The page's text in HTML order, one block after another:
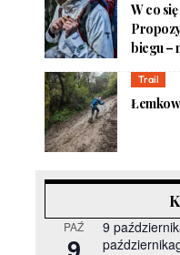
W co
biegu –
Trail
PAŹ 9